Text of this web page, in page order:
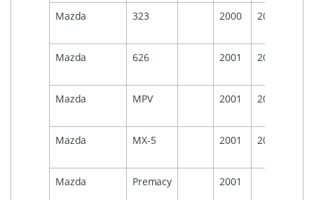
Mazda 323 2000 2002
Mazda 626 2001 2002
Mazda MPV 2001 2006
Mazda MX-5 2001 2006
Mazda Premacy 2001